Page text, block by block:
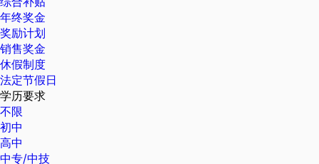
年终奖金
奖励计划
销售奖金
休假制度
法定节假日
学历要求
不限
初中
高中
中专/中技